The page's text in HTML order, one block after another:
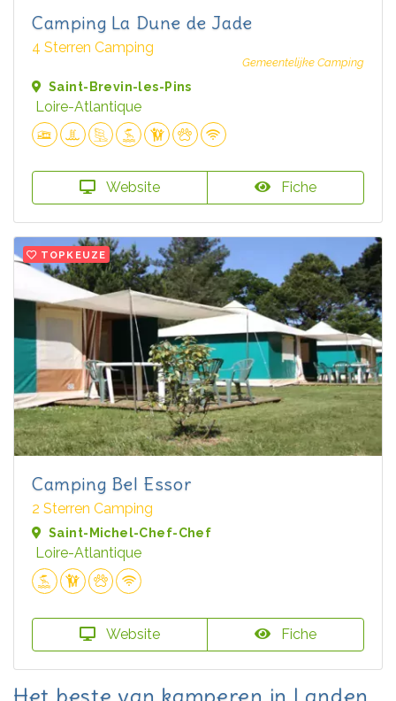
Camping La Dune de Jade
4 Sterren Camping
Gemeentelijke Camping
Saint-Brevin-les-Pins
Loire-Atlantique
Website Fiche
TOPKEUZE
Camping Bel Essor
2 Sterren Camping
Saint-Michel-Chef-Chef
Loire-Atlantique
Website Fiche